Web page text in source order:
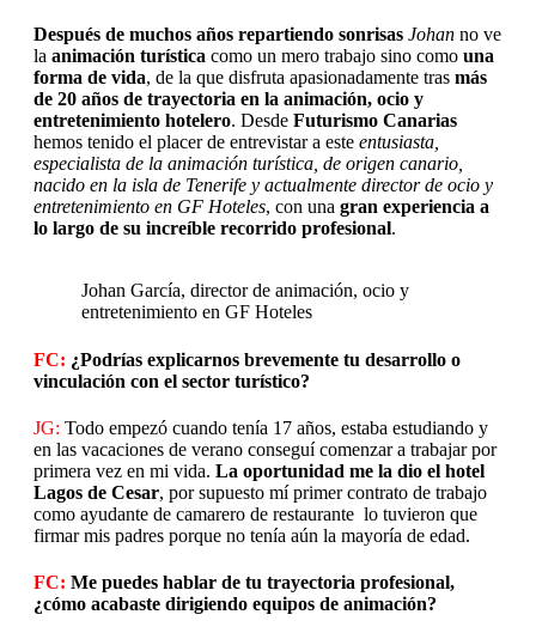
Después de muchos años repartiendo sonrisas Johan no ve
la animación turística como un mero trabajo sino como una
forma de vida, de la que disfruta apasionadamente tras más
de 20 años de trayectoria en la animación, ocio y
entretenimiento hotelero. Desde Futurismo Canarias
hemos tenido el placer de entrevistar a este entusiasta,
especialista de la animación turística, de origen canario,
nacido en la isla de Tenerife y actualmente director de ocio y
entretenimiento en GF Hoteles, con una gran experiencia a
lo largo de su increíble recorrido profesional.
Johan García, director de animación, ocio y
entretenimiento en GF Hoteles
FC: ¿Podrías explicarnos brevemente tu desarrollo o
vinculación con el sector turístico?
JG: Todo empezó cuando tenía 17 años, estaba estudiando y
en las vacaciones de verano conseguí comenzar a trabajar por
primera vez en mi vida. La oportunidad me la dio el hotel
Lagos de Cesar, por supuesto mí primer contrato de trabajo
como ayudante de camarero de restaurante lo tuvieron que
firmar mis padres porque no tenía aún la mayoría de edad.
FC: Me puedes hablar de tu trayectoria profesional,
¿cómo acabaste dirigiendo equipos de animación?